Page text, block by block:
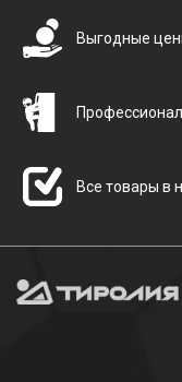
Выгодные
Все товары в